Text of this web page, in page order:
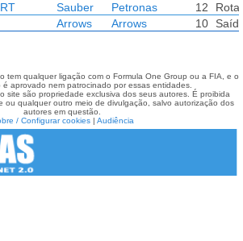
Sauber Petronas 12
Arrows Arrows 10
tem qualquer ligação com o Formula One Group ou a FIA, e o
aprovado nem patrocinado por essas entidades.
site são propriedade exclusiva dos seus autores. É proibida
ou qualquer outro meio de divulgação, salvo autorização dos
autores em questão.
/ Configurar cookies| Audiência